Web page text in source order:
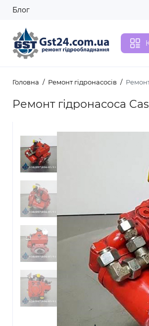
Блог
Головна Ремонт гідронасосів
Ремонт гідронасоса